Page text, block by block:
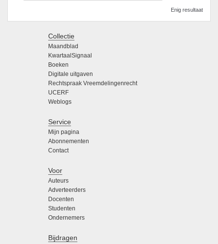
Enig resultaat
Collectie
Maandblad
KwartaalSignaal
Boeken
Digitale uitgaven
Rechtspraak Vreemdelingenrecht
UCERF
Weblogs
Service
Mijn pagina
Abonnementen
Contact
Voor
Auteurs
Adverteerders
Docenten
Studenten
Ondernemers
Bijdragen